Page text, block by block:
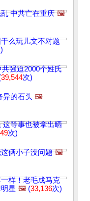
中共亡在重庆 🖼️
么玩儿文不对题
强迫2000个姓氏
39,544次)
异的石头 🖼️
这等事也被拿出晒
次)
俩小子没问题 🖼️
样！老毛成马克
星 🖼️ (33,136次)